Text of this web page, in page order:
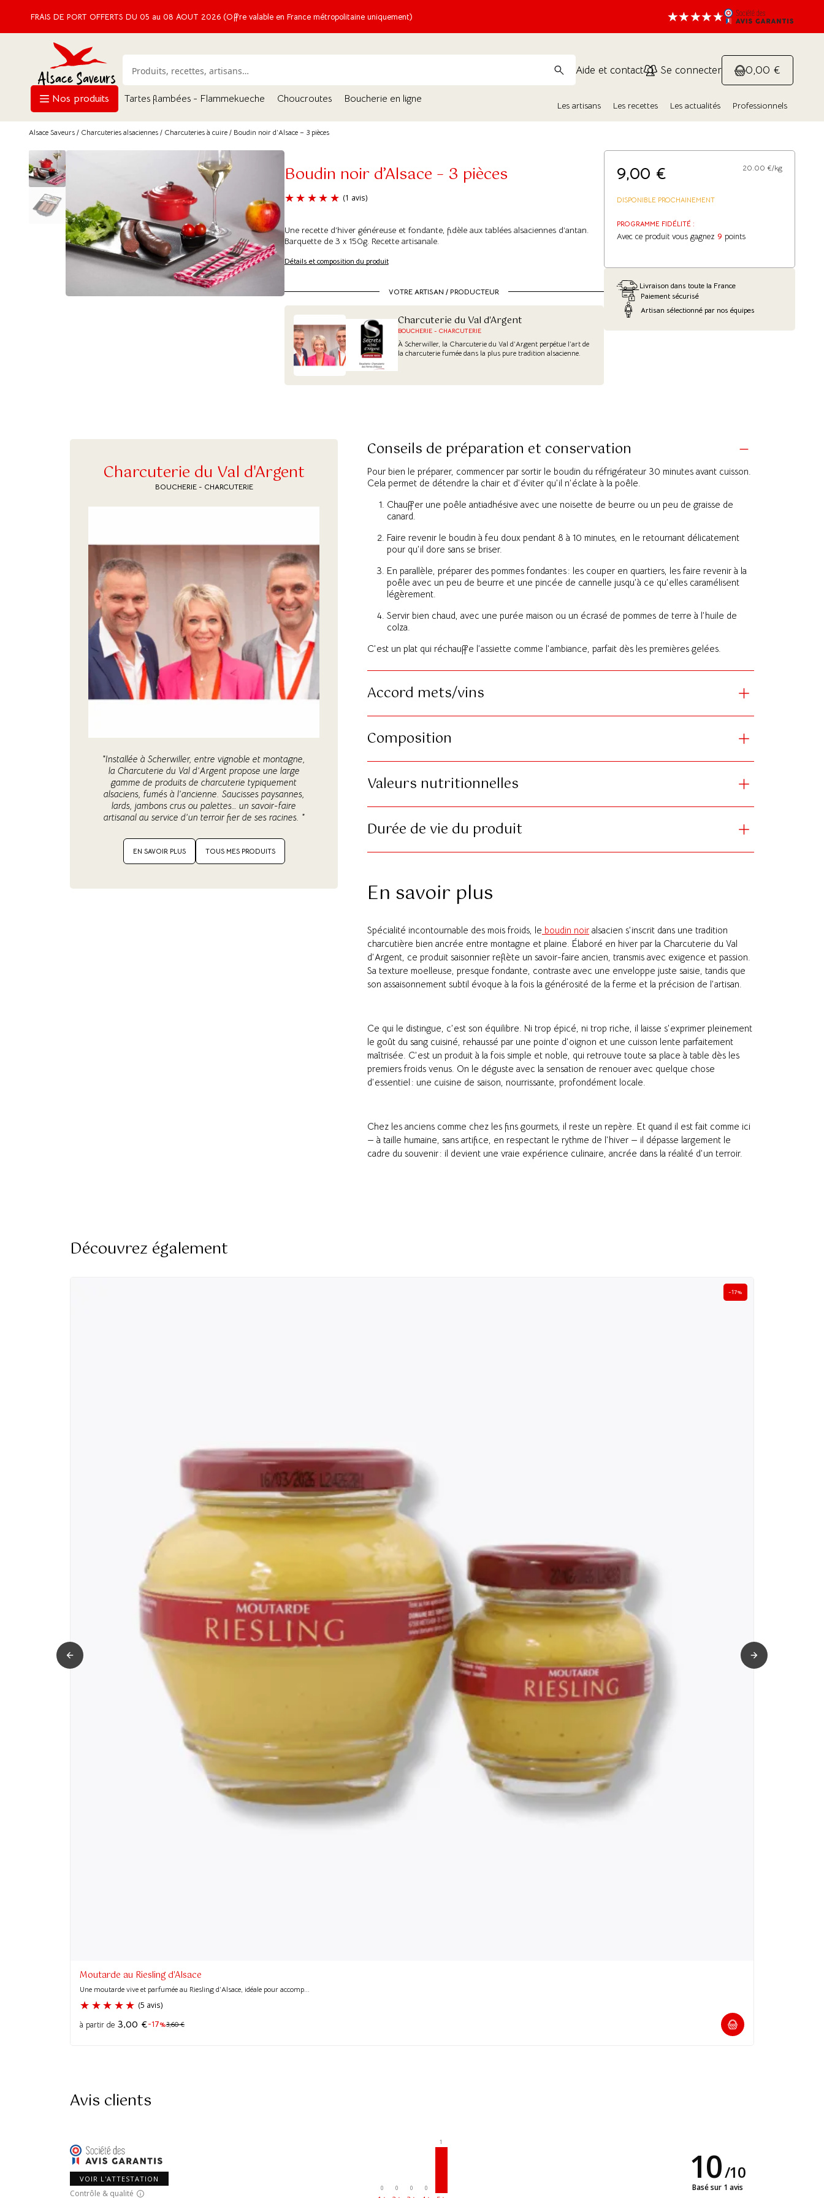
FRAIS DE PORT OFFERTS DU 05 au 08 AOUT 2026 (Offre valable en France métropolitaine uniquement)
Aide et contact Se connecter 0,00 €
Nos produits Tartes flambées - Flammekueche Choucroutes Boucherie en ligne
Les artisans Les recettes Les actualités Professionnels
Alsace Saveurs / Charcuteries alsaciennes / Charcuteries à cuire / Boudin noir d’Alsace – 3 pièces
Boudin noir d’Alsace – 3 pièces
(1 avis)
Une recette d’hiver généreuse et fondante, fidèle aux tablées alsaciennes d’antan.
Barquette de 3 x 150g. Recette artisanale.
Détails et composition du produit
VOTRE ARTISAN / PRODUCTEUR
Charcuterie du Val d'Argent
BOUCHERIE - CHARCUTERIE
À Scherwiller, la Charcuterie du Val d’Argent perpétue l’art de
la charcuterie fumée dans la plus pure tradition alsacienne.
9,00 € 20.00 €/kg
DISPONIBLE PROCHAINEMENT
PROGRAMME FIDÉLITÉ :
Avec ce produit vous gagnez 9 points
Livraison dans toute la France
Paiement sécurisé
Artisan sélectionné par nos équipes
Charcuterie du Val d'Argent
BOUCHERIE - CHARCUTERIE
"Installée à Scherwiller, entre vignoble et montagne,
la Charcuterie du Val d’Argent propose une large
gamme de produits de charcuterie typiquement
alsaciens, fumés à l’ancienne. Saucisses paysannes,
lards, jambons crus ou palettes… un savoir-faire
artisanal au service d’un terroir fier de ses racines. "
EN SAVOIR PLUS TOUS MES PRODUITS
Conseils de préparation et conservation
Pour bien le préparer, commencer par sortir le boudin du réfrigérateur 30 minutes avant cuisson.
Cela permet de détendre la chair et d’éviter qu’il n’éclate à la poêle.
Chauffer une poêle antiadhésive avec une noisette de beurre ou un peu de graisse de
canard.
Faire revenir le boudin à feu doux pendant 8 à 10 minutes, en le retournant délicatement
pour qu’il dore sans se briser.
En parallèle, préparer des pommes fondantes : les couper en quartiers, les faire revenir à la
poêle avec un peu de beurre et une pincée de cannelle jusqu’à ce qu’elles caramélisent
légèrement.
Servir bien chaud, avec une purée maison ou un écrasé de pommes de terre à l’huile de
colza.
C’est un plat qui réchauffe l’assiette comme l’ambiance, parfait dès les premières gelées.
Accord mets/vins
Composition
Valeurs nutritionnelles
Durée de vie du produit
En savoir plus
Spécialité incontournable des mois froids, le boudin noir alsacien s’inscrit dans une tradition
charcutière bien ancrée entre montagne et plaine. Élaboré en hiver par la Charcuterie du Val
d’Argent, ce produit saisonnier reflète un savoir-faire ancien, transmis avec exigence et passion.
Sa texture moelleuse, presque fondante, contraste avec une enveloppe juste saisie, tandis que
son assaisonnement subtil évoque à la fois la générosité de la ferme et la précision de l’artisan.
Ce qui le distingue, c’est son équilibre. Ni trop épicé, ni trop riche, il laisse s’exprimer pleinement
le goût du sang cuisiné, rehaussé par une pointe d’oignon et une cuisson lente parfaitement
maîtrisée. C’est un produit à la fois simple et noble, qui retrouve toute sa place à table dès les
premiers froids venus. On le déguste avec la sensation de renouer avec quelque chose
d’essentiel : une cuisine de saison, nourrissante, profondément locale.
Chez les anciens comme chez les fins gourmets, il reste un repère. Et quand il est fait comme ici
— à taille humaine, sans artifice, en respectant le rythme de l’hiver — il dépasse largement le
cadre du souvenir : il devient une vraie expérience culinaire, ancrée dans la réalité d’un terroir.
Découvrez également
-17%
Moutarde au Riesling d'Alsace
Une moutarde vive et parfumée au Riesling d’Alsace, idéale pour accomp...
-17%3,60€
à partir de 3,00 €
Avis clients
VOIR L'ATTESTATION
Contrôle & qualité
0 0 0 0
1
10/10
Basé sur 1 avis